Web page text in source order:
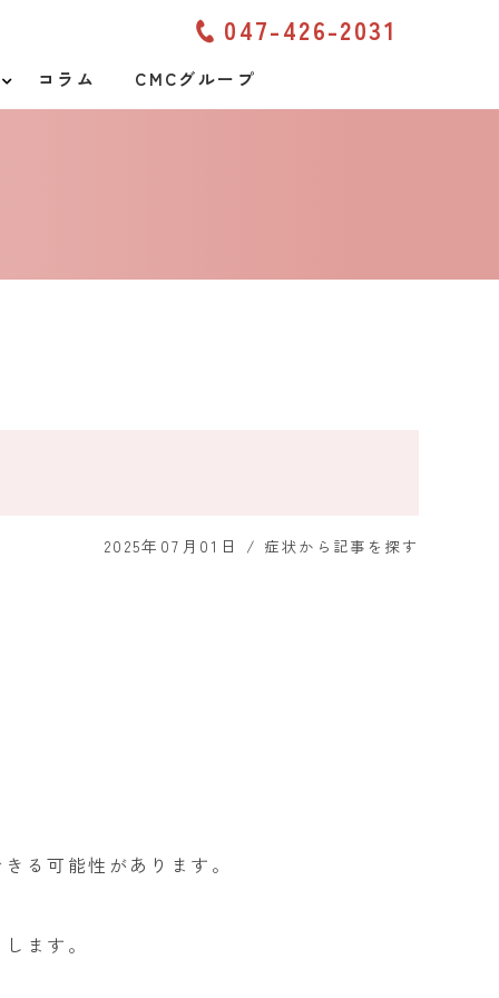
047-426-2031
コラム CMCグループ
2025年07月01日 / 症状から記事を探す
る可能性があります。
ます。